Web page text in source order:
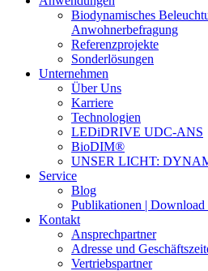
Biodynamisches
Anwohnerbefragung
Referenzprojekte
Sonderlösungen
Unternehmen
Über Uns
Karriere
Technologien
LEDiDRIVE UDC-ANS
BioDIM®
UNSER LICHT:
Service
Blog
Publikationen | Download
Kontakt
Ansprechpartner
Adresse und
Vertriebspartner